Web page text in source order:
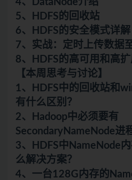
5、HDFS的回收站
6、HDFS的安全模式详解
7、实战：定时上传数据
8、HDFS的高可用和高
【本周思考与讨论】
1、HDFS中的回收站和
有什么区别？
2、Hadoop中必须要有
SecondaryNameNode进
3、HDFS中NameNode
么解决方案？
4、一台128G内存的